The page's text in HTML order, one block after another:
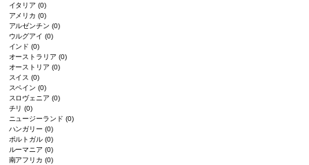
イタリア(0)
アメリカ(0)
アルゼンチン(0)
ウルグアイ(0)
インド(0)
オーストラリア(0)
オーストリア(0)
スイス(0)
スペイン(0)
スロヴェニア(0)
チリ(0)
ニュージーランド(0)
ハンガリー(0)
ポルトガル(0)
ルーマニア(0)
南アフリカ(0)